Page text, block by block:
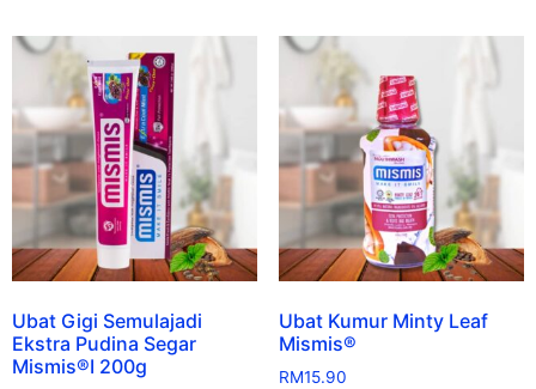
Ubat Gigi Semulajadi
Ekstra Pudina Segar
Mismis®I 200g
Ubat Kumur Minty Leaf
Mismis®
RM15.90